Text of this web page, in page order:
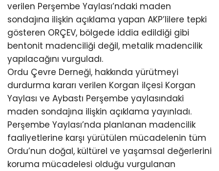
verilen Perşembe Yaylası’ndaki maden
sondajına ilişkin açıklama yapan AKP’lilere tepki
gösteren ORÇEV, bölgede iddia edildiği gibi
bentonit madenciliği değil, metalik madencilik
yapılacağını vurguladı.
Ordu Çevre Derneği, hakkında yürütmeyi
durdurma kararı verilen Korgan ilçesi Korgan
Yaylası ve Aybastı Perşembe yaylasındaki
maden sondajına ilişkin açıklama yayınladı.
Perşembe Yaylası’nda planlanan madencilik
faaliyetlerine karşı yürütülen mücadelenin tüm
Ordu’nun doğal, kültürel ve yaşamsal değerlerini
koruma mücadelesi olduğu vurgulanan